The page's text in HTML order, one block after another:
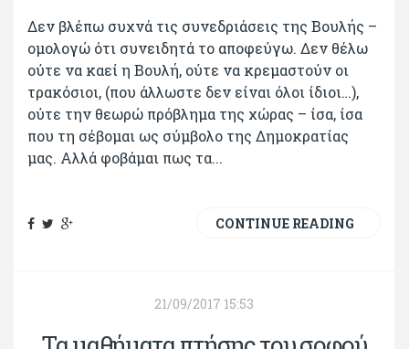
Δεν βλέπω συχνά τις συνεδριάσεις της Βουλής –
ομολογώ ότι συνειδητά το αποφεύγω. Δεν θέλω
ούτε να καεί η Βουλή, ούτε να κρεμαστούν οι
τρακόσιοι, (που άλλωστε δεν είναι όλοι ίδιοι…),
ούτε την θεωρώ πρόβλημα της χώρας – ίσα, ίσα
που τη σέβομαι ως σύμβολο της Δημοκρατίας
μας. Αλλά φοβάμαι πως τα...
CONTINUE READING
21/09/2017 15:53